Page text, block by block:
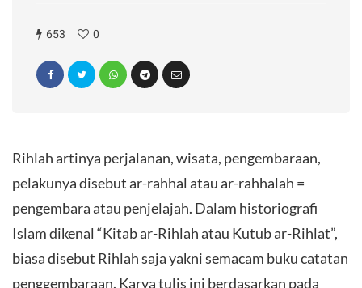
653 0
Rihlah artinya perjalanan, wisata, pengembaraan,
pelakunya disebut ar-rahhal atau ar-rahhalah =
pengembara atau penjelajah. Dalam historiografi
Islam dikenal “Kitab ar-Rihlah atau Kutub ar-Rihlat”,
biasa disebut Rihlah saja yakni semacam buku catatan
penggembaraan. Karya tulis ini berdasarkan pada